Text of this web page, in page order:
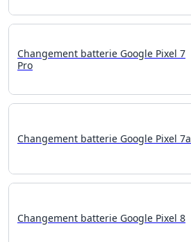
Changement batterie Google Pixel 7
Pro
Changement batterie Google Pixel 7a
Changement batterie Google Pixel 8